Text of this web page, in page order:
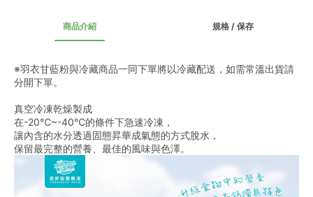
商品介紹 規格 / 保存
※羽衣甘藍粉與冷藏商品一同下單將以冷藏配送，如需常溫出貨請
分開下單。
真空冷凍乾燥製成
在-20℃~-40℃的條件下急速冷凍，
讓內含的水分透過固態昇華成氣態的方式脫水，
保留最完整的營養、最佳的風味與色澤。